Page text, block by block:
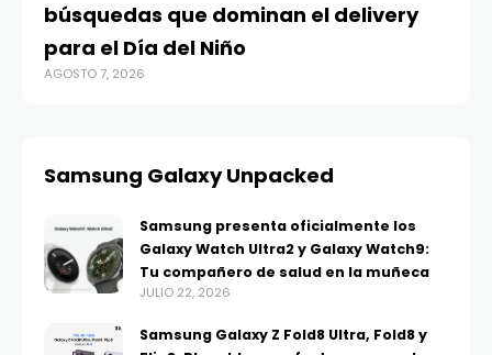
búsquedas que dominan el delivery
para el Día del Niño
AGOSTO 7, 2026
Samsung Galaxy Unpacked
Samsung presenta oficialmente los
Galaxy Watch Ultra2 y Galaxy Watch9:
Tu compañero de salud en la muñeca
JULIO 22, 2026
Samsung Galaxy Z Fold8 Ultra, Fold8 y